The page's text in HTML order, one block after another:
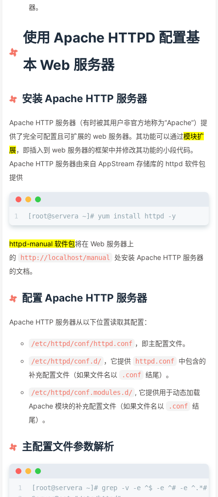
器。
使用 Apache HTTPD 配置基
本 Web 服务器
安装 Apache HTTP 服务器
Apache HTTP 服务器（有时被其用户非官方地称为“Apache”）提
供了完全可配置且可扩展的 web 服务器。其功能可以通过模块扩
展，即插入到 web 服务器的框架中并修改其功能的小段代码。
Apache HTTP 服务器由来自 AppStream 存储库的 httpd 软件包
提供
1 [root@servera ~]# yum install httpd -y
httpd-manual 软件包将在 Web 服务器上
的
http://localhost/manual
处安装 Apache HTTP 服务器
的文档。
配置 Apache HTTP 服务器
Apache HTTP 服务器从以下位置读取其配置：
/etc/httpd/conf/httpd.conf ，即主配置文件。
/etc/httpd/conf.d/ ，它提供 httpd.conf
中包含的
补充配置文件（如果文件名以
.conf 结尾）。
/etc/httpd/conf.modules.d/ , 它提供用于动态加载
Apache 模块的补充配置文件（如果文件名以
.conf 结
尾）。
主配置文件参数解析
1
[root@servera ~]# grep -v -e ^$ -e ^# -e ^.*#